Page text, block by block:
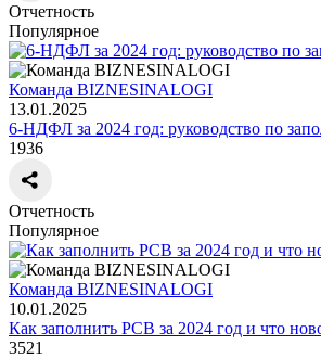
Отчетность
Популярное
Команда BIZNESINALOGI
13.01.2025
6-НДФЛ за 2024 год: руководство по
1936
Отчетность
Популярное
Команда BIZNESINALOGI
10.01.2025
Как заполнить РСВ за 2024 год и что
3521